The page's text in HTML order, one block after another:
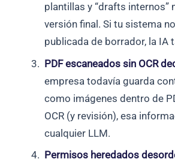
plantillas y “drafts internos”
versión final. Si tu sistema
publicada de borrador, la IA
PDF escaneados sin OCR
empresa todavía guarda
como imágenes dentro de
OCR (y revisión), esa
cualquier LLM.
Permisos heredados